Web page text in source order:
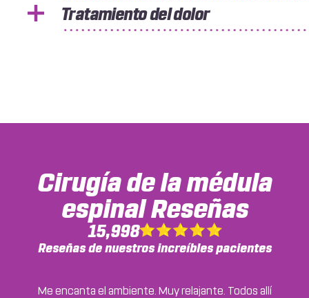
Tratamiento del dolor
Cirugía de la médula
espinalReseñas
15,998
Reseñas de nuestros increíbles pacientes
Me encanta el ambiente. Muy relajante. Todos allí